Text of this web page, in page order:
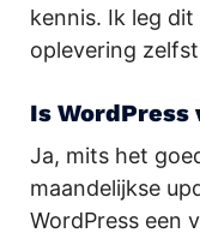
kennis. Ik leg
oplevering
Is WordPress
Ja, mits het
maandelijkse
WordPress een